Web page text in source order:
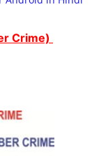
Crime)